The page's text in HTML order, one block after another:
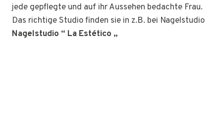
jede gepflegte und auf ihr Aussehen bedachte Frau.
Das richtige Studio finden sie in z.B. bei Nagelstudio
Nagelstudio “ La Estético „